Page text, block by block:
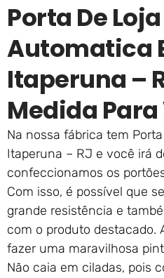
Porta De Loja
Automatica
Itaperuna –
Medida
Na nossa fábrica tem
Itaperuna – RJ e você irá
confeccionamos os
Com isso, é possível que
grande resistência e
com o produto destacado.
fazer uma maravilhosa
Não caia em ciladas, pois